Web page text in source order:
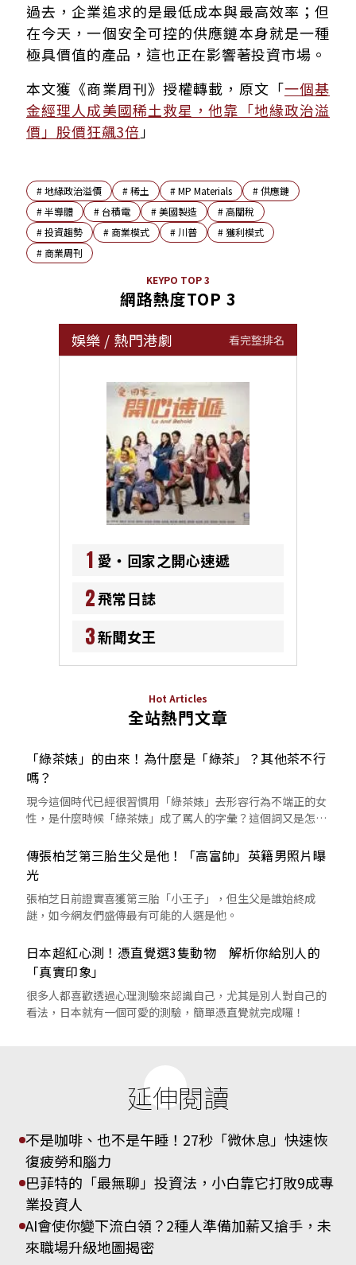
過去，企業追求的是最低成本與最高效率；但
在今天，一個安全可控的供應鏈本身就是一種
極具價值的產品，這也正在影響著投資市場。
本文獲《商業周刊》授權轉載，原文「一個基
金經理人成美國稀土救星，他靠「地緣政治溢
價」股價狂飆3倍 」
#地緣政治溢價 #稀土 #MP Materials #供應鏈
#半導體 # 台積電 #美國製造 #高關稅
#投資趨勢 # 商業模式 # 川普 #獲利模式
# 商業周刊
KEYPO TOP 3
網路熱度TOP 3
娛樂 / 熱門港劇 看完整排名
1 愛‧回家之開心速遞
2飛常日誌
3新聞女王
Hot Articles
全站熱門文章
「綠茶婊」的由來！為什麼是「綠茶」？其他茶不行
嗎？
現今這個時代已經很習慣用「綠茶婊」去形容行為不端正的女
性，是什麼時候「綠茶婊」成了罵人的字彙？這個詞又是怎麼
傳張柏芝第三胎生父是他！「高富帥」英籍男照片曝
光
張柏芝日前證實喜獲第三胎「小王子」，但生父是誰始終成
謎，如今網友們盛傳最有可能的人選是他。
日本超紅心測！憑直覺選3隻動物 解析你給別人的
「真實印象」
很多人都喜歡透過心理測驗來認識自己，尤其是別人對自己的
看法，日本就有一個可愛的測驗，簡單憑直覺就完成囉！
延伸閱讀
不是咖啡、也不是午睡！27秒「微休息」快速恢
復疲勞和腦力
巴菲特的「最無聊」投資法，小白靠它打敗9成專
業投資人
AI會使你變下流白領？2種人準備加薪又搶手，未
來職場升級地圖揭密